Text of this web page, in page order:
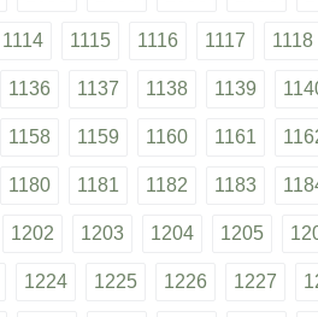
1114 1115 1116 1117 1118
1136 1137 1138 1139
1158 1159 1160 1161
1180 1181 1182 1183
1202 1203 1204 1205
1224 1225 1226 1227